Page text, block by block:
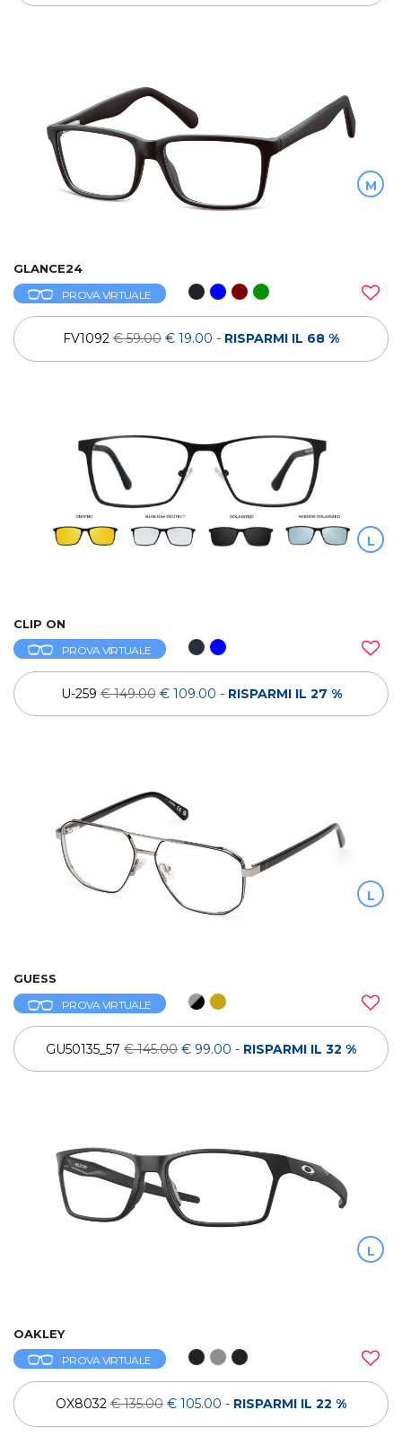
M
GLANCE24
PROVA VIRTUALE
FV1092 € 59.00 € 19.00 - RISPARMI IL 68 %
L
CLIP ON
PROVA VIRTUALE
U-259€ 149.00 € 109.00 - RISPARMI IL 27 %
L
GUESS
PROVA VIRTUALE
GU50135_57 € 145.00 € 99.00 - RISPARMI IL 32 %
L
OAKLEY
PROVA VIRTUALE
OX8032 € 135.00 € 105.00 - RISPARMI IL 22 %